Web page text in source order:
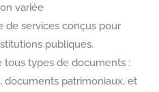
variée
de services conçus pour
publiques.
tous types de documents :
documents patrimoniaux, et